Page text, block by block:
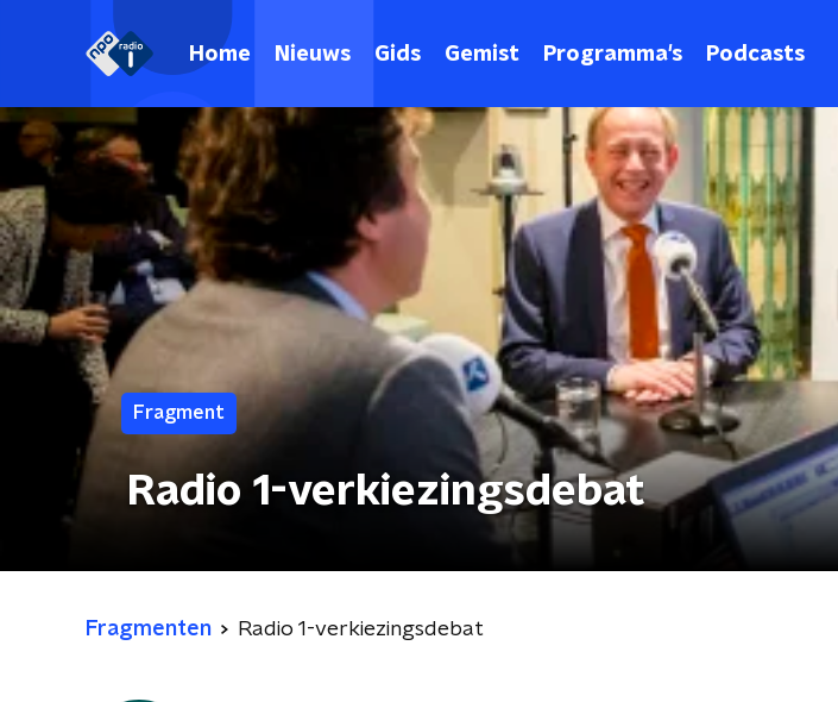
Home Nieuws Gids Gemist Programma's Podcasts
Fragment
Radio 1-verkiezingsdebat
Fragmenten Radio 1-verkiezingsdebat